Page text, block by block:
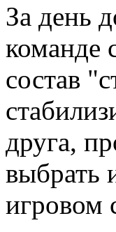
За день
команде
состав
друга,
выбрать
игровом